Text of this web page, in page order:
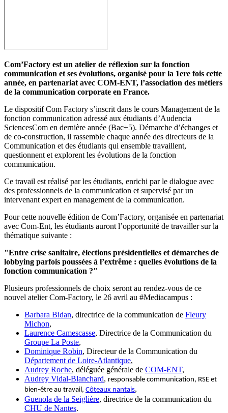
Com’Factory est un atelier de réflexion sur la fonction
communication et ses évolutions, organisé pour la 1ere fois cette
année, en partenariat avec COM-ENT, l’association des métiers
de la communication corporate en France.
Le dispositif Com Factory s’inscrit dans le cours Management de la
fonction communication adressé aux étudiants d’Audencia
SciencesCom en dernière année (Bac+5). Démarche d’échanges et
de co-construction, il rassemble chaque année des directeurs de la
Communication et des étudiants qui ensemble travaillent,
questionnent et explorent les évolutions de la fonction
communication.
Ce travail est réalisé par les étudiants, enrichi par le dialogue avec
des professionnels de la communication et supervisé par un
intervenant expert en management de la communication.
Pour cette nouvelle édition de Com’Factory, organisée en partenariat
avec Com-Ent, les étudiants auront l’opportunité de travailler sur la
thématique suivante :
"Entre crise sanitaire, élections présidentielles et démarches de
lobbying parfois poussées à l’extrême : quelles évolutions de la
fonction communication ?"
Plusieurs professionnels de choix seront au rendez-vous de ce
nouvel atelier Com-Factory, le 26 avril au #Mediacampus :
Barbara Bidan, directrice de la communication de Fleury
Michon,
Laurence Camescasse, Directrice de la Communication du
Groupe La Poste,
Dominique Robin, Directeur de la Communication du
Département de Loire-Atlantique,
Audrey Roche, déléguée générale de COM-ENT,
Audrey Vidal-Blanchard, responsable communication, RSE et
bien-être au travail, Côteaux nantais,
Guenola de la Seiglière, directrice de la communication du
CHU de Nantes.